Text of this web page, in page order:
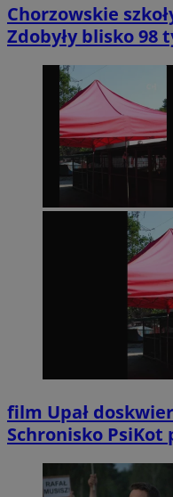
Chorzowskie
Zdobyły blisko 98
film Upał
Schronisko